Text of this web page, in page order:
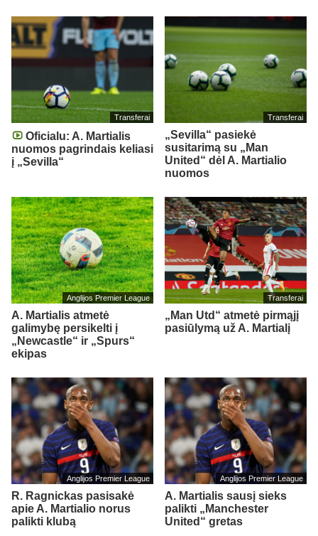
Transferai
Oficialu: A. Martialis
nuomos pagrindais keliasi
į „Sevilla“
Transferai
„Sevilla“ pasiekė
susitarimą su „Man
United“ dėl A. Martialio
nuomos
Anglijos Premier League
A. Martialis atmetė
galimybę persikelti į
„Newcastle“ ir „Spurs“
ekipas
Transferai
„Man Utd“ atmetė pirmąjį
pasiūlymą už A. Martialį
Anglijos Premier League
R. Ragnickas pasisakė
apie A. Martialio norus
palikti klubą
Anglijos Premier League
A. Martialis sausį sieks
palikti „Manchester
United“ gretas